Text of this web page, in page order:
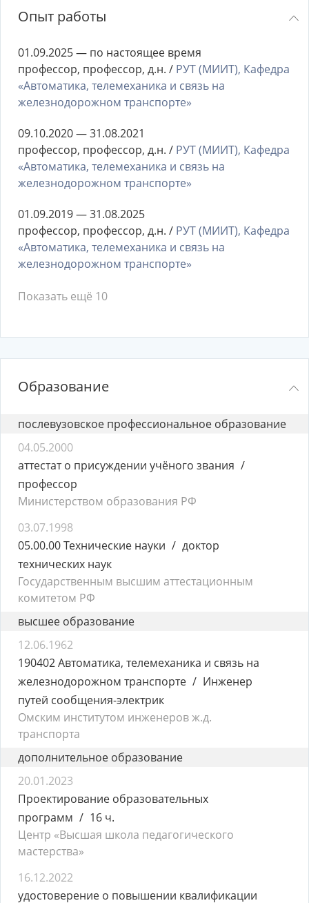
Опыт работы
01.09.2025 — по настоящее время
профессор, профессор, д.н. / РУТ (МИИТ), Кафедра
«Автоматика, телемеханика и связь на
железнодорожном транспорте»
09.10.2020 — 31.08.2021
профессор, профессор, д.н. / РУТ (МИИТ), Кафедра
«Автоматика, телемеханика и связь на
железнодорожном транспорте»
01.09.2019 — 31.08.2025
профессор, профессор, д.н. / РУТ (МИИТ), Кафедра
«Автоматика, телемеханика и связь на
железнодорожном транспорте»
Показать ещё 10
Образование
послевузовское профессиональное образование
04.05.2000
аттестат о присуждении учёного звания
профессор
Министерством образования РФ
03.07.1998
05.00.00 Технические науки
доктор
технических наук
Государственным высшим аттестационным
комитетом РФ
высшее образование
12.06.1962
190402 Автоматика, телемеханика и связь на
железнодорожном транспорте
Инженер
путей сообщения-электрик
Омским институтом инженеров ж.д.
транспорта
дополнительное образование
20.01.2023
Проектирование образовательных
программ
16 ч.
Центр «Высшая школа педагогического
мастерства»
16.12.2022
удостоверение о повышении квалификации